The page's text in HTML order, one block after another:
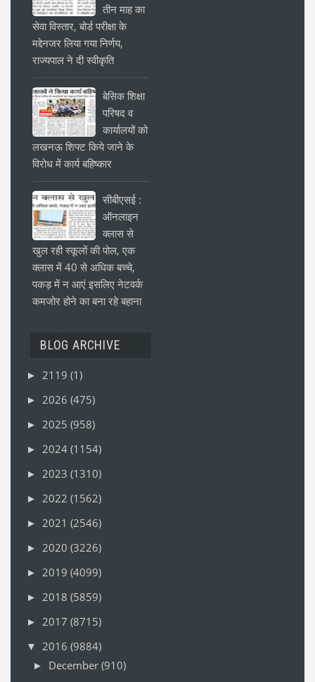
तीन माह का
सेवा विस्तार, बोर्ड परीक्षा के
मद्देनजर लिया गया निर्णय,
राज्यपाल ने दी स्वीकृति
बेसिक शिक्षा
परिषद व
कार्यालयों को
लखनऊ शिफ्ट किये जाने के
विरोध में कार्य बहिष्कार
सीबीएसई :
ऑनलाइन
क्लास से
खुल रही स्कूलों की पोल, एक
क्लास में 40 से अधिक बच्चे,
पकड़ में न आएं इसलिए नेटवर्क
कमजोर होने का बना रहे बहाना
BLOG ARCHIVE
► 2119 (1)
► 2026 (475)
► 2025 (958)
► 2024 (1154)
► 2023 (1310)
► 2022 (1562)
► 2021 (2546)
► 2020 (3226)
► 2019 (4099)
► 2018 (5859)
► 2017 (8715)
▼ 2016 (9884)
► December (910)